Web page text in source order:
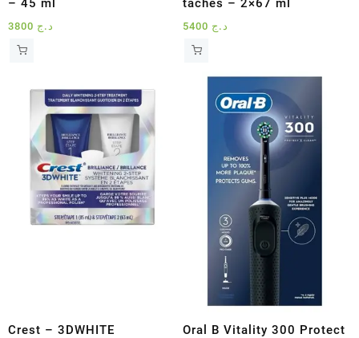
– 45 ml
د.ج
taches – 2×67 ml
د.ج
Crest – 3DWHITE
Oral B Vitality 300 Protect